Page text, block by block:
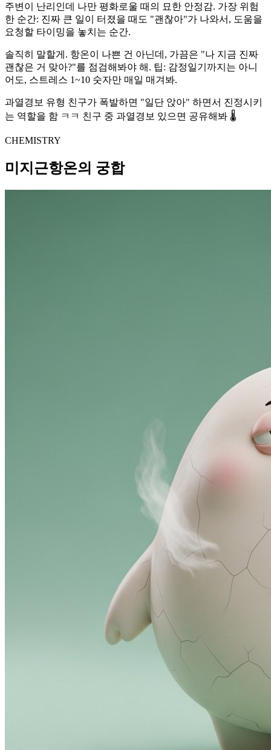
주변이 난리인데 나만 평화로울 때의 묘한 안정감. 가장 위험
한 순간: 진짜 큰 일이 터졌을 때도 "괜찮아"가 나와서, 도움을
요청할 타이밍을 놓치는 순간.
솔직히 말할게. 항온이 나쁜 건 아닌데, 가끔은 "나 지금 진짜
괜찮은 거 맞아?"를 점검해봐야 해. 팁: 감정일기까지는 아니
어도, 스트레스 1~10 숫자만 매일 매겨봐.
과열경보 유형 친구가 폭발하면 "일단 앉아" 하면서 진정시키
는 역할을 함 ㅋㅋ 친구 중 과열경보 있으면 공유해봐 🌡️
CHEMISTRY
미지근항온의 궁합